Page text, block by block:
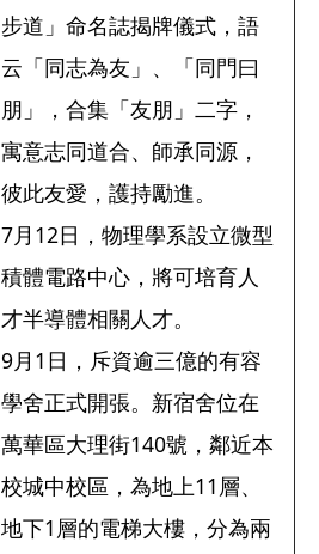
步道」命名誌揭牌儀式，語
云「同志為友」、「同門曰
朋」，合集「友朋」二字，
寓意志同道合、師承同源，
彼此友愛，護持勵進。
7月12日，物理學系設立微型
積體電路中心，將可培育人
才半導體相關人才。
9月1日，斥資逾三億的有容
學舍正式開張。新宿舍位在
萬華區大理街140號，鄰近本
校城中校區，為地上11層、
地下1層的電梯大樓，分為兩